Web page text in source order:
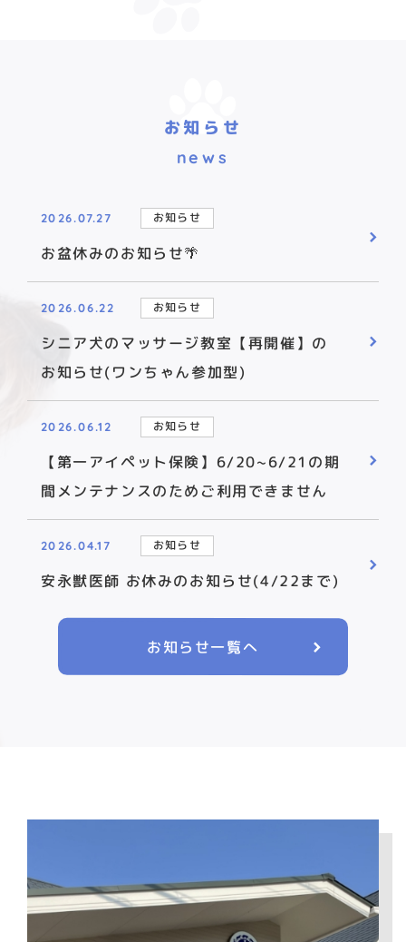
お知らせ
news
2026.07.27 お知らせ
お盆休みのお知らせ🌴
2026.06.22 お知らせ
シニア犬のマッサージ教室【再開催】の
お知らせ(ワンちゃん参加型)
2026.06.12 お知らせ
【第一アイペット保険】6/20~6/21の期
間メンテナンスのためご利用できません
2026.04.17 お知らせ
安永獣医師 お休みのお知らせ(4/22まで)
お知らせ一覧へ